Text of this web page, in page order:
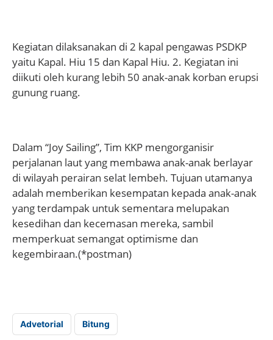
Kegiatan dilaksanakan di 2 kapal pengawas PSDKP
yaitu Kapal. Hiu 15 dan Kapal Hiu. 2. Kegiatan ini
diikuti oleh kurang lebih 50 anak-anak korban erupsi
gunung ruang.
Dalam “Joy Sailing”, Tim KKP mengorganisir
perjalanan laut yang membawa anak-anak berlayar
di wilayah perairan selat lembeh. Tujuan utamanya
adalah memberikan kesempatan kepada anak-anak
yang terdampak untuk sementara melupakan
kesedihan dan kecemasan mereka, sambil
memperkuat semangat optimisme dan
kegembiraan.(*postman)
Advetorial Bitung